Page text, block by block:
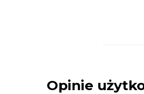
Opinie